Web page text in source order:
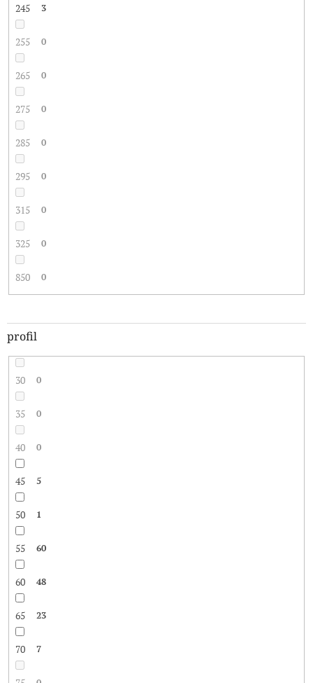
245 3
255 0
265 0
275 0
285 0
295 0
315 0
325 0
850 0
profil
30 0
35 0
40 0
45 5
50 1
55 60
60 48
65 23
70 7